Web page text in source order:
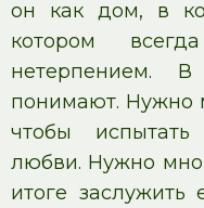
он как дом, в
котором
нетерпением.
понимают. Нужно
чтобы
любви. Нужно
итоге заслужить